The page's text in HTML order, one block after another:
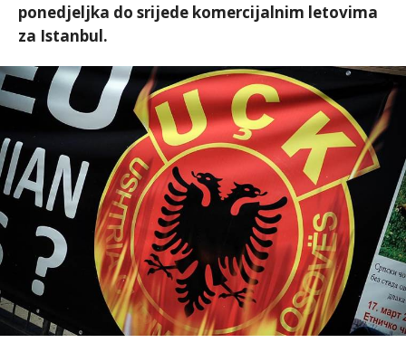
ponedjeljka do srijede komercijalnim letovima
za Istanbul.